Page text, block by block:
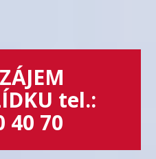
tel.:
40 70